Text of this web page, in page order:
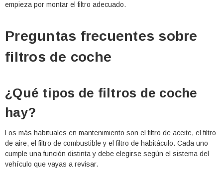
empieza por montar el filtro adecuado.
Preguntas frecuentes sobre
filtros de coche
¿Qué tipos de filtros de coche
hay?
Los más habituales en mantenimiento son el filtro de aceite, el filtro
de aire, el filtro de combustible y el filtro de habitáculo. Cada uno
cumple una función distinta y debe elegirse según el sistema del
vehículo que vayas a revisar.